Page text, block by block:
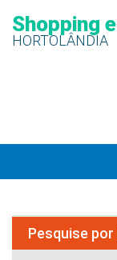
Shopping
HORTOLÂNDIA
Pesquise